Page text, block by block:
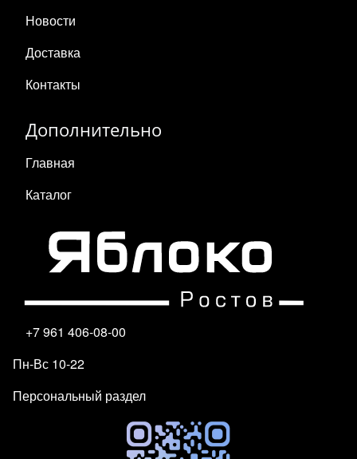
Новости
Доставка
Контакты
Дополнительно
Главная
Каталог
+7 961 406-08-00
Пн-Вс 10-22
Персональный раздел